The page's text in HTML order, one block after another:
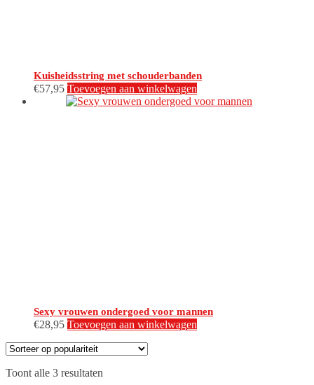
Kuisheidsstring met schouderbanden
€57,95 Toevoegen aan winkelwagen
Sexy vrouwen ondergoed voor mannen
€28,95 Toevoegen aan winkelwagen
Toont alle 3 resultaten